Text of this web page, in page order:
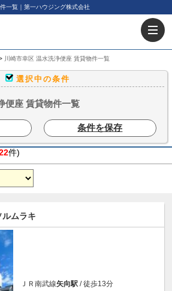
一覧｜第一ハウジング株式会社
川崎市幸区 温水洗浄便座 賃貸物件一覧
選択中の条件
便座 賃貸物件一覧
条件を保存
件)
ルムラキ
ＪＲ南武線矢向駅 / 徒歩13分